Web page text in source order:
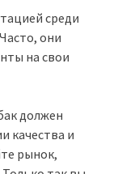
среди
они
на свои
должен
качества и
рынок,